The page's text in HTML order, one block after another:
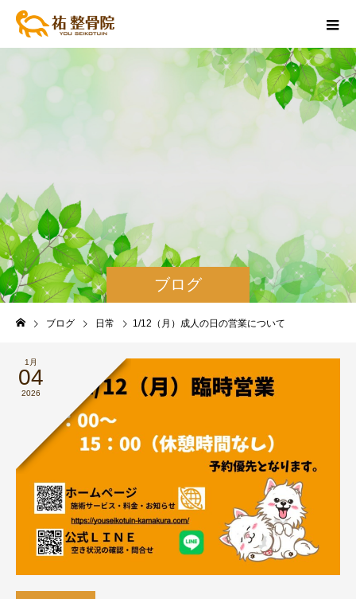
ブログ
ブログ 日常 1/12（月）成人の日の営業について
1月
04
2026